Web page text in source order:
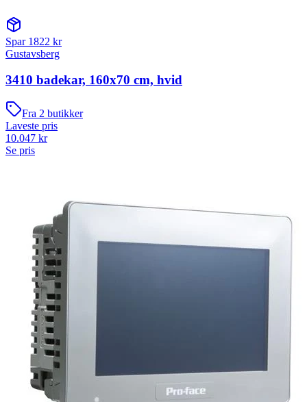
Spar 1822 kr
Gustavsberg
3410 badekar, 160x70 cm, hvid
Fra 2 butikker
Laveste pris
10.047 kr
Se pris